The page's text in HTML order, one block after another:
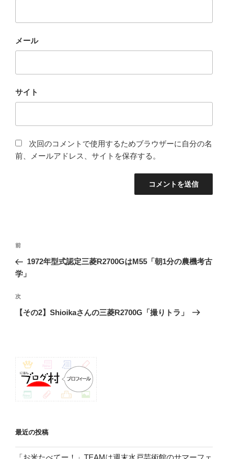
メール
サイト
次回のコメントで使用するためブラウザーに自分の名
前、メールアドレス、サイトを保存する。
投
ナ
ゲ
ー
前
の
投
前
1972年型式認定三菱R2700GはM55「朝1分の農機考古
学」
次
の
次
【その2】Shioikaさんの三菱R2700G「撮りトラ」
最近の投稿
「お米たべてー！」TEAMは週末水戸芸術館のサマーフェ